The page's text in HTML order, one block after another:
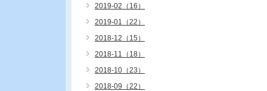
2019-02（16）
2019-01（22）
2018-12（15）
2018-11（18）
2018-10（23）
2018-09（22）